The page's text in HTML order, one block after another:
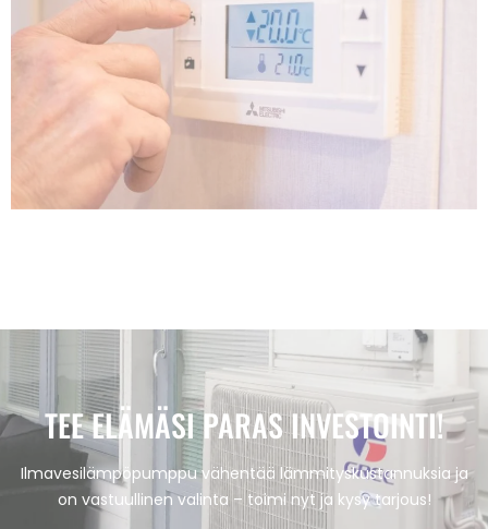
TEE ELÄMÄSI PARAS INVESTOINTI!
Ilmavesilämpöpumppu vähentää lämmityskustannuksia ja
on vastuullinen valinta – toimi nyt ja kysy tarjous!